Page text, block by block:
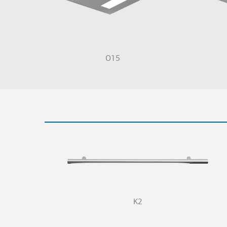
O15
K2